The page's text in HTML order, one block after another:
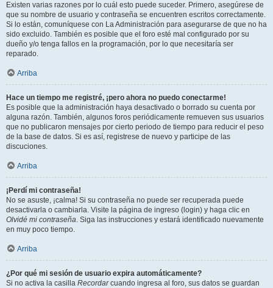
Existen varias razones por lo cuál esto puede suceder. Primero, asegúrese de
que su nombre de usuario y contraseña se encuentren escritos correctamente.
Si lo están, comuníquese con La Administración para asegurarse de que no ha
sido excluido. También es posible que el foro esté mal configurado por su
dueño y/o tenga fallos en la programación, por lo que necesitaría ser
reparado.
Arriba
Hace un tiempo me registré, ¡pero ahora no puedo conectarme!
Es posible que la administración haya desactivado o borrado su cuenta por
alguna razón. También, algunos foros periódicamente remueven sus usuarios
que no publicaron mensajes por cierto periodo de tiempo para reducir el peso
de la base de datos. Si es así, registrese de nuevo y participe de las
discuciones.
Arriba
¡Perdí mi contraseña!
No se asuste, ¡calma! Si su contraseña no puede ser recuperada puede
desactivarla o cambiarla. Visite la página de ingreso (login) y haga clic en
Olvidé mi contraseña. Siga las instrucciones y estará identificado nuevamente
en muy poco tiempo.
Arriba
¿Por qué mi sesión de usuario expira automáticamente?
Si no activa la casilla Recordarcuando ingresa al foro, sus datos se guardan